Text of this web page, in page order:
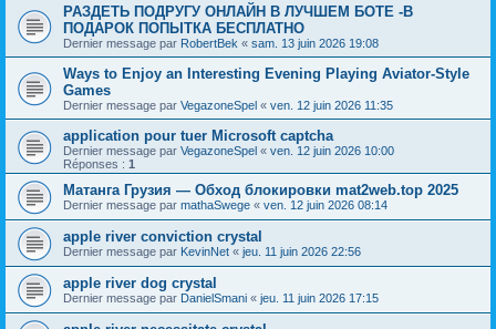
РАЗДЕТЬ ПОДРУГУ ОНЛАЙН В ЛУЧШЕМ БОТЕ -В
ПОДАРОК ПОПЫТКА БЕСПЛАТНО
Dernier message par RobertBek « sam. 13 juin 2026 19:08
Ways to Enjoy an Interesting Evening Playing Aviator-Style
Games
Dernier message par VegazoneSpel « ven. 12 juin 2026 11:35
application pour tuer Microsoft captcha
Dernier message par VegazoneSpel « ven. 12 juin 2026 10:00
Réponses : 1
Матанга Грузия — Обход блокировки mat2web.top 2025
Dernier message par mathaSwege « ven. 12 juin 2026 08:14
apple river conviction crystal
Dernier message par KevinNet « jeu. 11 juin 2026 22:56
apple river dog crystal
Dernier message par DanielSmani « jeu. 11 juin 2026 17:15